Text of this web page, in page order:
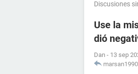
Discusiones
Use la
dió
Dan - 13 sep
marsan1990